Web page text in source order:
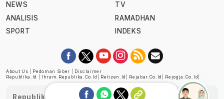
NEWS
ANALISIS
SPORT
TV
RAMADHAN
INDEKS
About Us Pedoman Siber
Disclaimer
Republika.id
Ihram.republika.co.id Retizen.id Rejabar.co.id Rejogja.co.id
Republika telah diverifikasi oleh Dewan Pers